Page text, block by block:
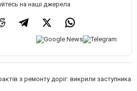
на наші джерела
з ремонту доріг: викрили заступника